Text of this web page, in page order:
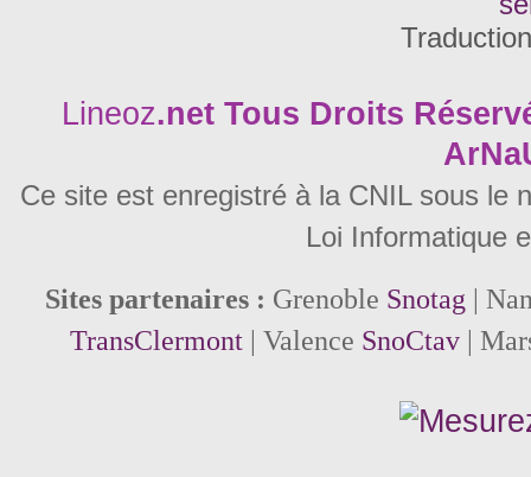
Lineoz.net Tous Droits
Ce site est enregistré à la CNIL sous le
Loi Informatique
Sites partenaires : Grenoble Snotag |
TransClermont| Valence SnoCtav|